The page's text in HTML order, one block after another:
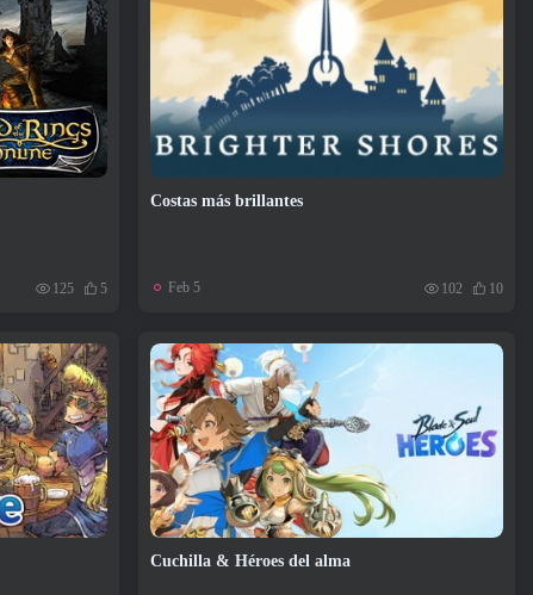
125 5
Costas más brillantes
Feb 5 102 10
Cuchilla & Héroes del alma